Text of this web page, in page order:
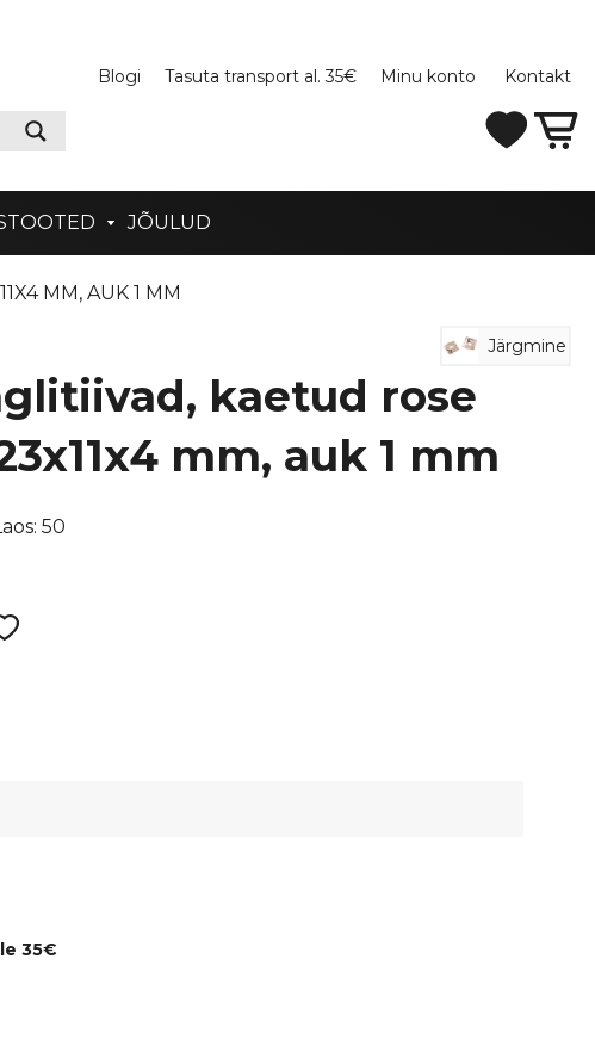
Blogi Tasuta transport al. 35€ Minu konto Kontakt
JÕULUD
MM, AUK 1 MM
Järgmine
kaetud rose
mm, auk 1 mm
50
35€